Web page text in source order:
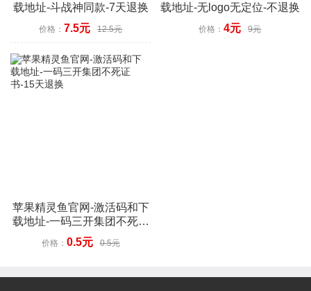
载地址-斗战神同款-7天退换
价格： 7.5元 12.5元
载地址-无logo无定位-不退换
价格：4元 9元
苹果精灵鱼官网-激活码和下
载地址-一码三开集团不死证
书-15天退换
价格： 0.5元 0.5元